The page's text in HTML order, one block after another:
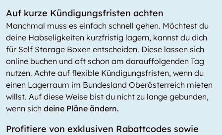
Auf kurze Kündigungsfristen achten
Manchmal muss es einfach schnell gehen. Möchtest du
deine Habseligkeiten kurzfristig lagern, kannst du dich
für Self Storage Boxen entscheiden. Diese lassen sich
online buchen und oft schon am darauffolgenden Tag
nutzen. Achte auf flexible Kündigungsfristen, wenn du
einen Lagerraum im Bundesland Oberösterreich mieten
willst. Auf diese Weise bist du nicht zu lange gebunden,
wenn sich deine Pläne ändern.
Profitiere von exklusiven Rabattcodes sowie